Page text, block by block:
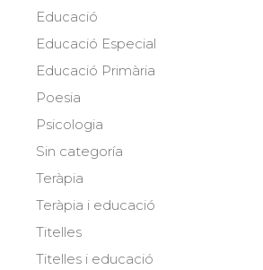
Educació
Educació Especial
Educació Primària
Poesia
Psicologia
Sin categoría
Teràpia
Teràpia i educació
Titelles
Titelles i educació